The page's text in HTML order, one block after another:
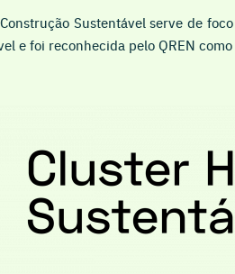
Sustentável serve de
e foi reconhecida pelo QREN